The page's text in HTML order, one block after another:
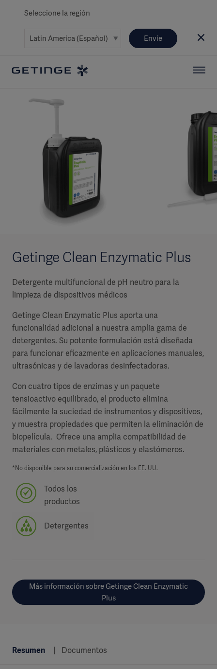
Seleccione la región
Envíe
Getinge Clean Enzymatic Plus
Detergente multifuncional de pH neutro para la
limpieza de dispositivos médicos
Getinge Clean Enzymatic Plus aporta una
funcionalidad adicional a nuestra amplia gama de
detergentes. Su potente formulación está diseñada
para funcionar eficazmente en aplicaciones manuales,
ultrasónicas y de lavadoras desinfectadoras.
Con cuatro tipos de enzimas y un paquete
tensioactivo equilibrado, el producto elimina
fácilmente la suciedad de instrumentos y dispositivos,
y muestra propiedades que permiten la eliminación de
biopelícula. Ofrece una amplia compatibilidad de
materiales con metales, plásticos y elastómeros.
*No disponible para su comercialización en los EE. UU.
Todos los
productos
Detergentes
Más información sobre Getinge Clean Enzymatic
Plus
Resumen Documentos